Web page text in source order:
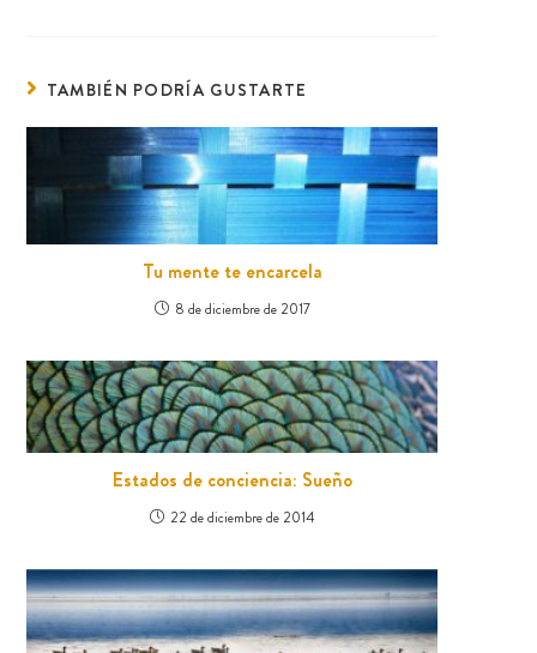
TAMBIÉN PODRÍA GUSTARTE
Tu mente te encarcela
8 de diciembre de 2017
Estados de conciencia: Sueño
22 de diciembre de 2014